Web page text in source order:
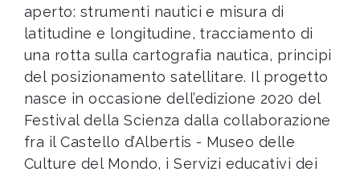
aperto: strumenti nautici e misura di
latitudine e longitudine, tracciamento di
una rotta sulla cartografia nautica, principi
del posizionamento satellitare. Il progetto
nasce in occasione dell’edizione 2020 del
Festival della Scienza dalla collaborazione
fra il Castello d’Albertis - Museo delle
Culture del Mondo, i Servizi educativi dei